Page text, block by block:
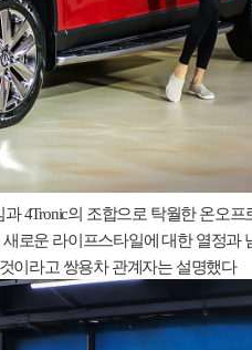
과4Tronic의 조합으로 탁월한 온오프
로운 라이프스타일에 대한 열정과
이라고 쌍용차 관계자는 설명했다